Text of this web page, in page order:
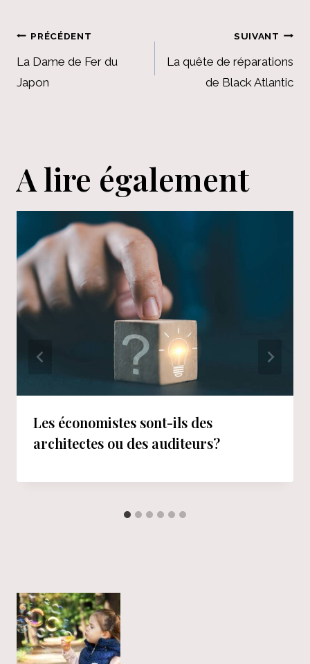
Navigation
de
l’article
PRÉCÉDENT
La Dame de Fer du
Japon
SUIVANT
La quête de réparations
de Black Atlantic
A lire également
Les économistes sont-ils des
architectes ou des auditeurs?